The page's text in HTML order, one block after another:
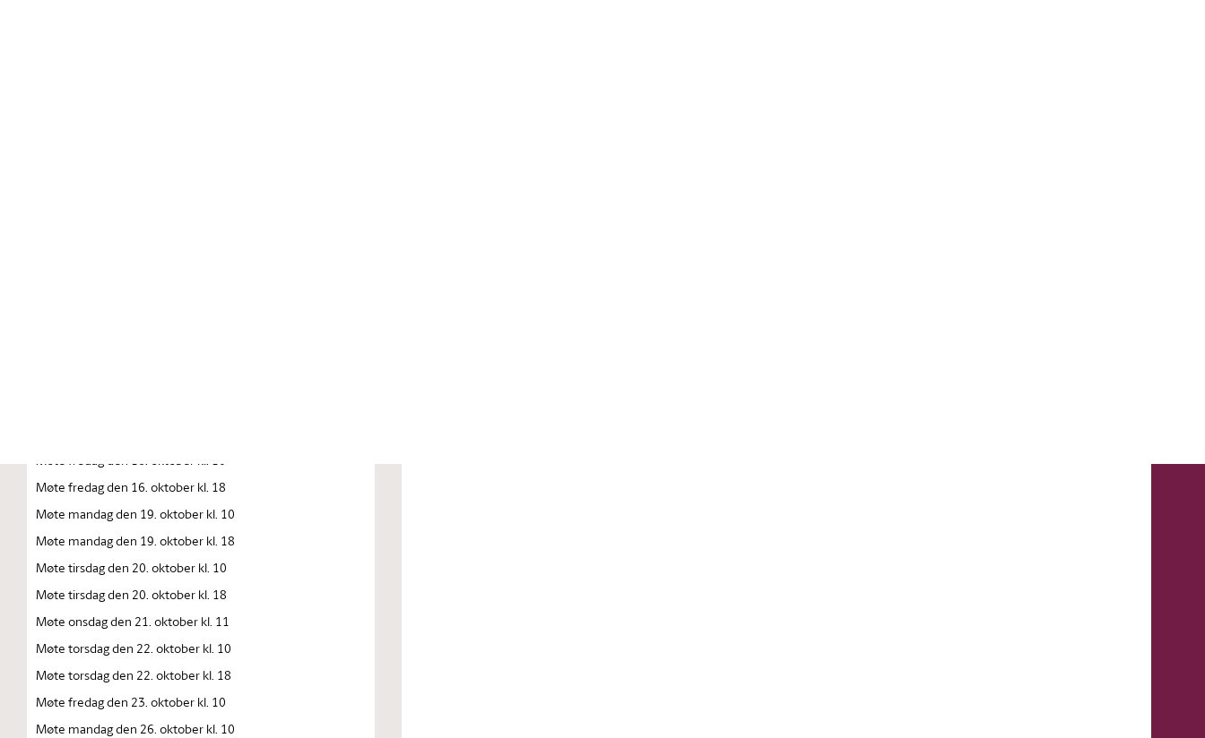
Møte fredag den 16. oktober kl. 10
Møte fredag den 16. oktober kl. 18
Møte mandag den 19. oktober kl. 10
Møte mandag den 19. oktober kl. 18
Møte tirsdag den 20. oktober kl. 10
Møte tirsdag den 20. oktober kl. 18
Møte onsdag den 21. oktober kl. 11
Møte torsdag den 22. oktober kl. 10
Møte torsdag den 22. oktober kl. 18
Møte fredag den 23. oktober kl. 10
Møte mandag den 26. oktober kl. 10